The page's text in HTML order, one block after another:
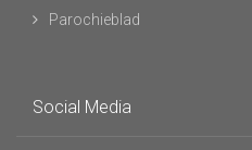
Parochieblad
Social Media